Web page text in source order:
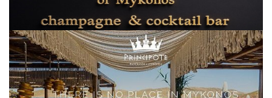
Elections 2023
Γλώσσα